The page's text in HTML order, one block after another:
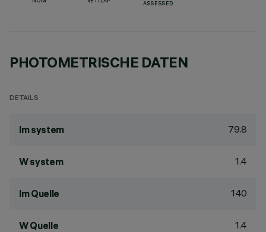
NOM RETILAP
ASSESSED
PHOTOMETRISCHE DATEN
DETAILS
lm system 79.8
W system 1.4
lm Quelle 140
W Quelle 1.4